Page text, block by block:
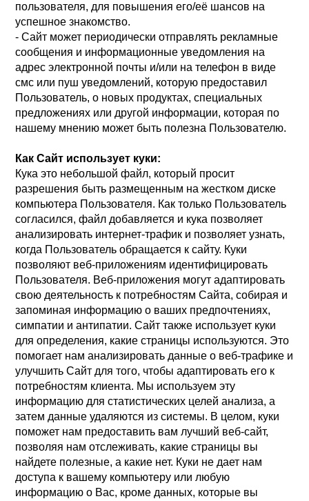
пользователя, для повышения его/её шансов на
успешное знакомство.
- Сайт может периодически отправлять рекламные
сообщения и информационные уведомления на
адрес электронной почты и/или на телефон в виде
смс или пуш уведомлений, которую предоставил
Пользователь, о новых продуктах, специальных
предложениях или другой информации, которая по
нашему мнению может быть полезна Пользователю.
Как Сайт использует куки:
Кука это небольшой файл, который просит
разрешения быть размещенным на жестком диске
компьютера Пользователя. Как только Пользователь
согласился, файл добавляется и кука позволяет
анализировать интернет-трафик и позволяет узнать,
когда Пользователь обращается к сайту. Куки
позволяют веб-приложениям идентифицировать
Пользователя. Веб-приложения могут адаптировать
свою деятельность к потребностям Сайта, собирая и
запоминая информацию о ваших предпочтениях,
симпатии и антипатии. Сайт также использует куки
для определения, какие страницы используются. Это
помогает нам анализировать данные о веб-трафике и
улучшить Сайт для того, чтобы адаптировать его к
потребностям клиента. Мы используем эту
информацию для статистических целей анализа, а
затем данные удаляются из системы. В целом, куки
поможет нам предоставить вам лучший веб-сайт,
позволяя нам отслеживать, какие страницы вы
найдете полезные, а какие нет. Куки не дает нам
доступа к вашему компьютеру или любую
информацию о Вас, кроме данных, которые вы